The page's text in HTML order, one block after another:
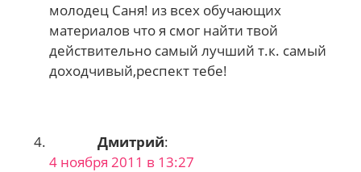
молодец Саня! из всех обучающих
материалов что я смог найти твой
действительно самый лучший т.к. самый
доходчивый,респект тебе!
Дмитрий:
4 ноября 2011 в 13:27